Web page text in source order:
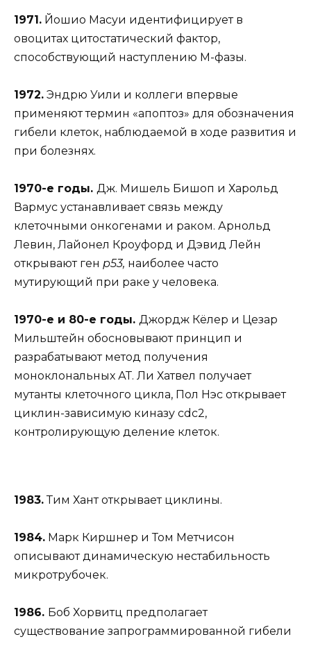
1971. Йошио Масуи идентифицирует в
овоцитах цитостатический фактор,
способствующий наступлению М-фазы.
1972. Эндрю Уили и коллеги впервые
применяют термин «апоптоз» для обозначения
гибели клеток, наблюдаемой в ходе развития и
при болезнях.
1970-е годы. Дж. Мишель Бишоп и Харольд
Вармус устанавливает связь между
клеточными онкогенами и раком. Арнольд
Левин, Лайонел Кроуфорд и Дэвид Лейн
открывают ген p53, наиболее часто
мутирующий при раке у человека.
1970-е и 80-е годы. Джордж Кёлер и Цезар
Мильштейн обосновывают принцип и
разрабатывают метод получения
моноклональных АТ. Ли Хатвел получает
мутанты клеточного цикла, Пол Нэс открывает
циклин-зависимую киназу cdc2,
контролирующую деление клеток.
1983.Тим Хант открывает циклины.
1984. Марк Киршнер и Том Метчисон
описывают динамическую нестабильность
микротрубочек.
1986. Боб Хорвитц предполагает
существование запрограммированной гибели